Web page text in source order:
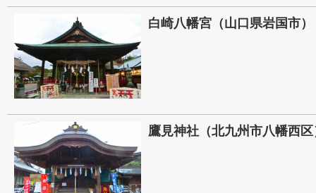
白崎八幡宮（山口県岩国市）
鷹見神社（北九州市八幡西区